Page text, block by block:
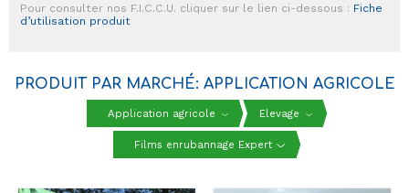
Pour consulter nos F.I.C.C.U. cliquer sur le lien ci-dessous : Fiche
d’utilisation produit
PRODUIT PAR MARCHÉ: APPLICATION AGRICOLE
Application agricole Elevage
Films enrubannage Expert